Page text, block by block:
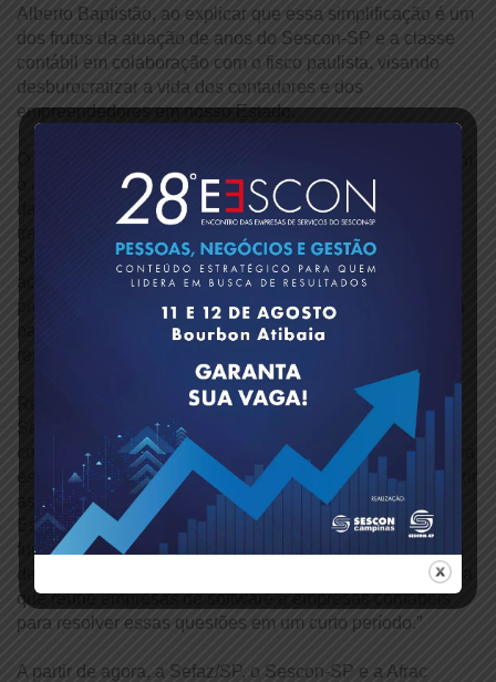
Alberto Baptistão, ao explicar que essa simplificação é um
dos frutos da atuação de anos do Sescon-SP e a classe
contábil em colaboração com o fisco paulista, visando
desburocratizar a vida dos contadores e dos
empreendedores em nosso Estado.
O Sescon-SP e as entidades contábeis congraçadas, com
o apoio do deputado estadual Itamar Borges, presidente
da Frente Parlamentar do Empreendedorismo, têm
Secretaria da Fazenda para eliminar a GIA. Baptistão
acrescenta: “Criamos esse Grupo de Trabalho, um
produtivo canal de diálogo com a administração tributária
para auxiliar na melhoria do ambiente de negócios, e os
resultados estão surgindo”, diz Baptistão.
Recentemente, a Sefaz/SP, em colaboração com o
Sescon-SP e a Afrac, organizou um encontro com
contadores e empresas desenvolvedoras de software para
esclarecer e alinhar novas ações com o objetivo de reduzir
as divergências que têm surgido entre a GIA e a
Escrituração Fiscal Digital (EFD). Essa é uma condição
fundamental para a extinção definitiva da Guia. Baptistão
destaca: “O Sescon-SP está liderando uma nova iniciativa
que reúne empresas de software e empresas contábeis
para resolver essas questões em um curto período.”
A partir de agora, a Sefaz/SP, o Sescon-SP e a Afrac